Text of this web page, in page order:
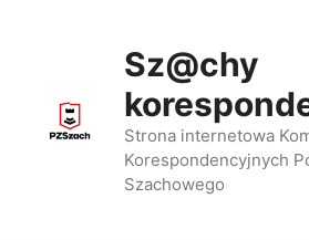
Sz@chy
Strona internetowa
Korespondencyjnych
Szachowego